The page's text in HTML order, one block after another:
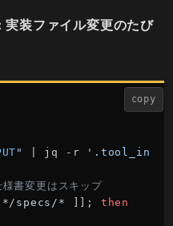
装ファイル変更のたび
copy
" | jq -r
書変更はスキップ
*/specs/* ]]; then